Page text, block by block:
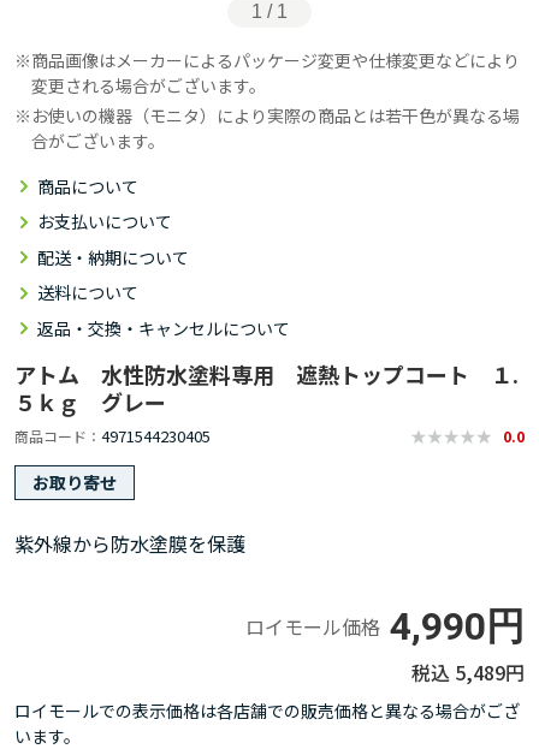
1 / 1
商品画像はメーカーによるパッケージ変更や仕様変更などにより
変更される場合がございます。
お使いの機器（モニタ）により実際の商品とは若干色が異なる場
合がございます。
商品について
お支払いについて
配送・納期について
送料について
返品・交換・キャンセルについて
アトム 水性防水塗料専用 遮熱トップコート １.
５ｋｇ グレー
商品コード 4971544230405 0.0
お取り寄せ
紫外線から防水塗膜を保護
ロイモール価格 4,990円
5,489円
ロイモールでの表示価格は各店舗での販売価格と異なる場合がござ
います。